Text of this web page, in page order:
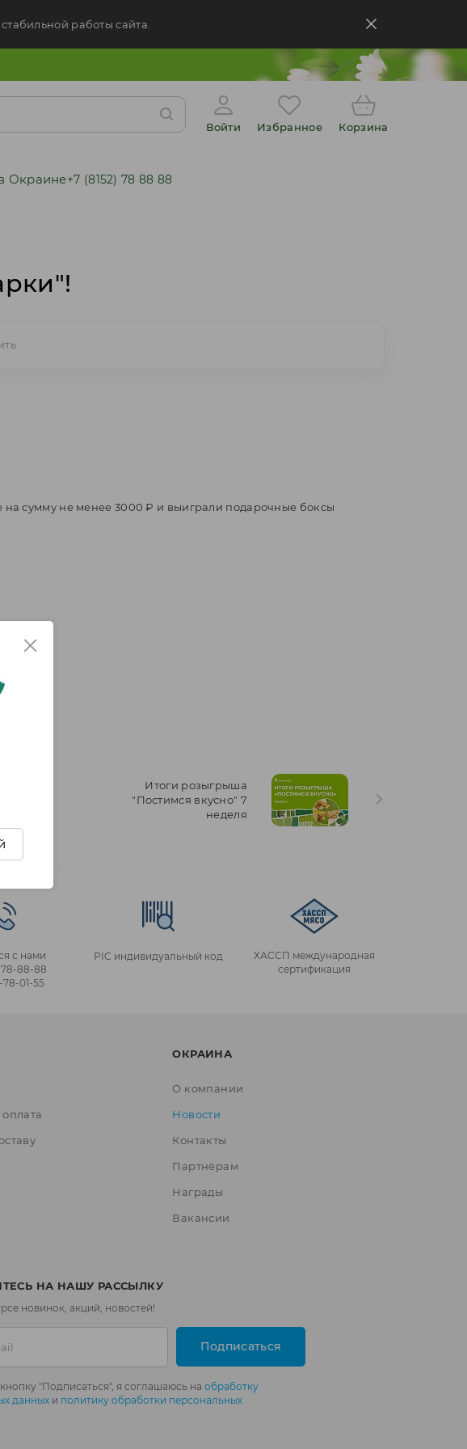
работы сайта.
Войти Избранное Корзина
Окраине+7 (8152) 78 88 88
на сумму не менее 3000 ₽ и выиграли подарочные боксы
Итоги розыгрыша
"Постимся вкусно" 7
неделя
с нами
PIC индивидуальный код
ХАССП международная
сертификация
ОКРАИНА
О компании
Новости
Контакты
Партнёрам
Награды
Вакансии
НА НАШУ РАССЫЛКУ
новинок, акций, новостей!
Подписаться
"Подписаться", я соглашаюсь на обработку
данныхи политику обработки персональных